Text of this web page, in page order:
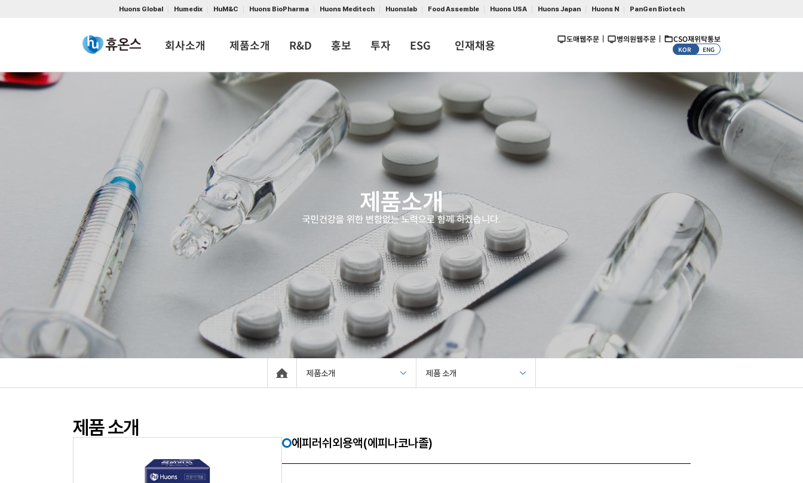
Huons Global Humedix HuM&C Huons BioPharma Huons Meditech Huonslab Food Assemble Huons USA Huons Japan Huons N PanGen Biotech
회사소개 제품소개 R&D 홍보 투자 ESG 인재채용 도매웹주문 병의원웹주문 CSO재위탁통보
KOR ENG
제품소개
국민건강을 위한 변함없는 노력으로 함께 하겠습니다.
제품소개 제품 소개
제품 소개
에피러쉬외용액(에피나코나졸)